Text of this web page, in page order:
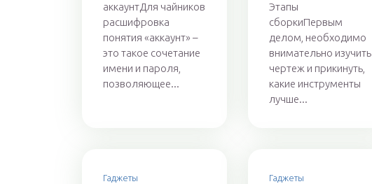
аккаунтДля чайников
расшифровка
понятия «аккаунт» –
это такое сочетание
имени и пароля,
позволяющее...
Этапы
сборкиПервым
делом, необходимо
внимательно изучить
чертеж и прикинуть,
какие инструменты
лучше...
Гаджеты Гаджеты